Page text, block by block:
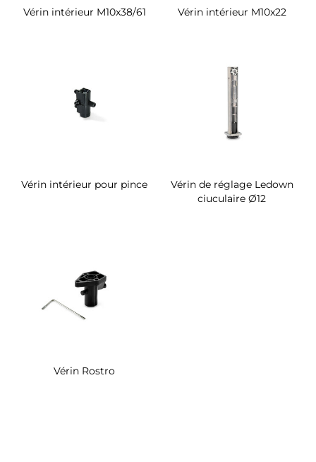
Vérin intérieur M10x38/61 Vérin intérieur M10x22
Vérin intérieur pour pince
Vérin de réglage Ledown
ciuculaire Ø12
Vérin Rostro